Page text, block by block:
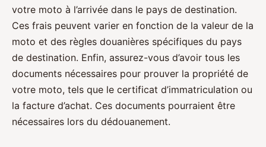
votre moto à l’arrivée dans le pays de destination.
Ces frais peuvent varier en fonction de la valeur de la
moto et des règles douanières spécifiques du pays
de destination. Enfin, assurez-vous d’avoir tous les
documents nécessaires pour prouver la propriété de
votre moto, tels que le certificat d’immatriculation ou
la facture d’achat. Ces documents pourraient être
nécessaires lors du dédouanement.